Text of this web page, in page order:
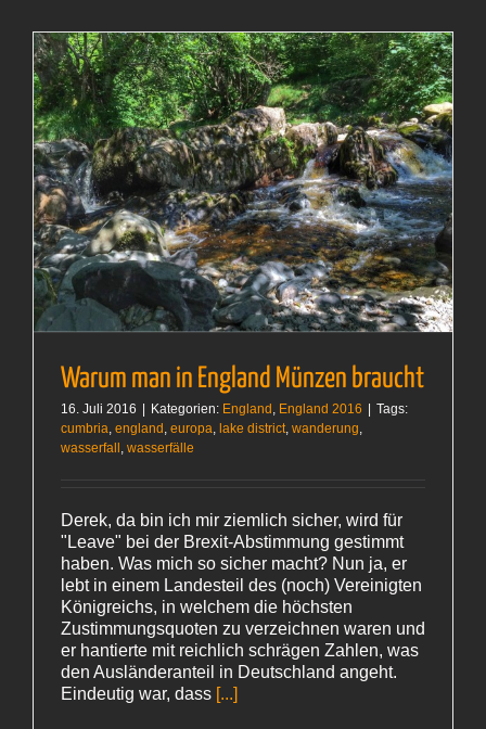
Warum man in England Münzen braucht
16. Juli 2016 | Kategorien: England England 2016 | Tags:
cumbria england europa lake district wanderung
wasserfall wasserfälle
Derek, da bin ich mir ziemlich sicher, wird für
"Leave" bei der Brexit-Abstimmung gestimmt
haben. Was mich so sicher macht? Nun ja, er
lebt in einem Landesteil des (noch) Vereinigten
Königreichs, in welchem die höchsten
Zustimmungsquoten zu verzeichnen waren und
er hantierte mit reichlich schrägen Zahlen, was
den Ausländeranteil in Deutschland angeht.
Eindeutig war, dass [...]